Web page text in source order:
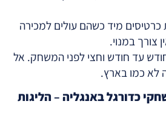
מיד כשהם עולים למכירה
במנוי.
עד חודש וחצי לפני המשחק. אל
לא כמו בארץ.
כדורגל באנגליה–הליגות